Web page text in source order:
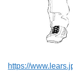
https://